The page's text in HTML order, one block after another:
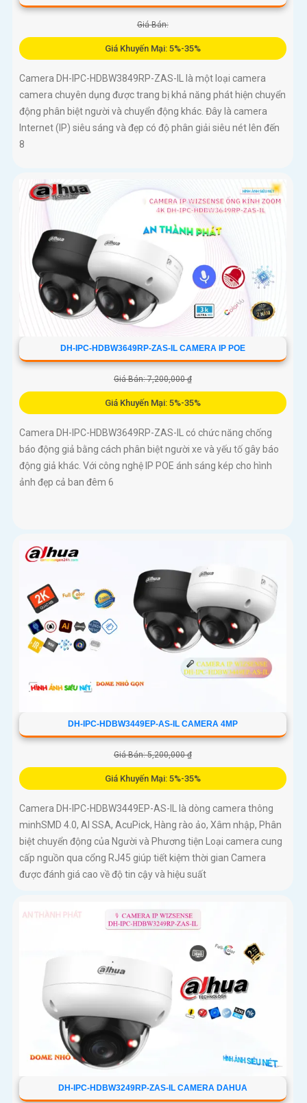
Giá Bán:
Giá Khuyến Mại: 5%-35%
Camera DH-IPC-HDBW3849RP-ZAS-IL là một loại camera
camera chuyên dụng được trang bị khả năng phát hiện chuyển
động phân biệt người và chuyển động khác. Đây là camera
Internet (IP) siêu sáng và đẹp có độ phân giải siêu nét lên đến
8
DH-IPC-HDBW3649RP-ZAS-IL CAMERA IP POE
Giá Bán: 7,200,000 ₫
Giá Khuyến Mại: 5%-35%
Camera DH-IPC-HDBW3649RP-ZAS-IL có chức năng chống
báo động giả bằng cách phân biệt người xe và yếu tố gây báo
động giả khác. Với công nghệ IP POE ánh sáng kép cho hình
ảnh đẹp cả ban đêm 6
DH-IPC-HDBW3449EP-AS-IL CAMERA 4MP
Giá Bán: 5,200,000 ₫
Giá Khuyến Mại: 5%-35%
Camera DH-IPC-HDBW3449EP-AS-IL là dòng camera thông
minhSMD 4.0, AI SSA, AcuPick, Hàng rào ảo, Xâm nhập, Phân
biệt chuyển động của Người và Phương tiện Loại camera cung
cấp nguồn qua cổng RJ45 giúp tiết kiệm thời gian Camera
được đánh giá cao về độ tin cậy và hiệu suất
DH-IPC-HDBW3249RP-ZAS-IL CAMERA DAHUA